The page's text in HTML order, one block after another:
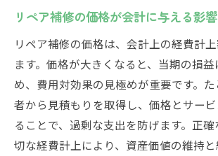
リペア補修の価格が会計に与える影響
リペア補修の価格は、会計上の経費計
ます。価格が大きくなると、当期の損
め、費用対効果の見極めが重要です。
者から見積もりを取得し、価格とサー
ることで、過剰な支出を防げます。正
切な経費計上により、資産価値の維持